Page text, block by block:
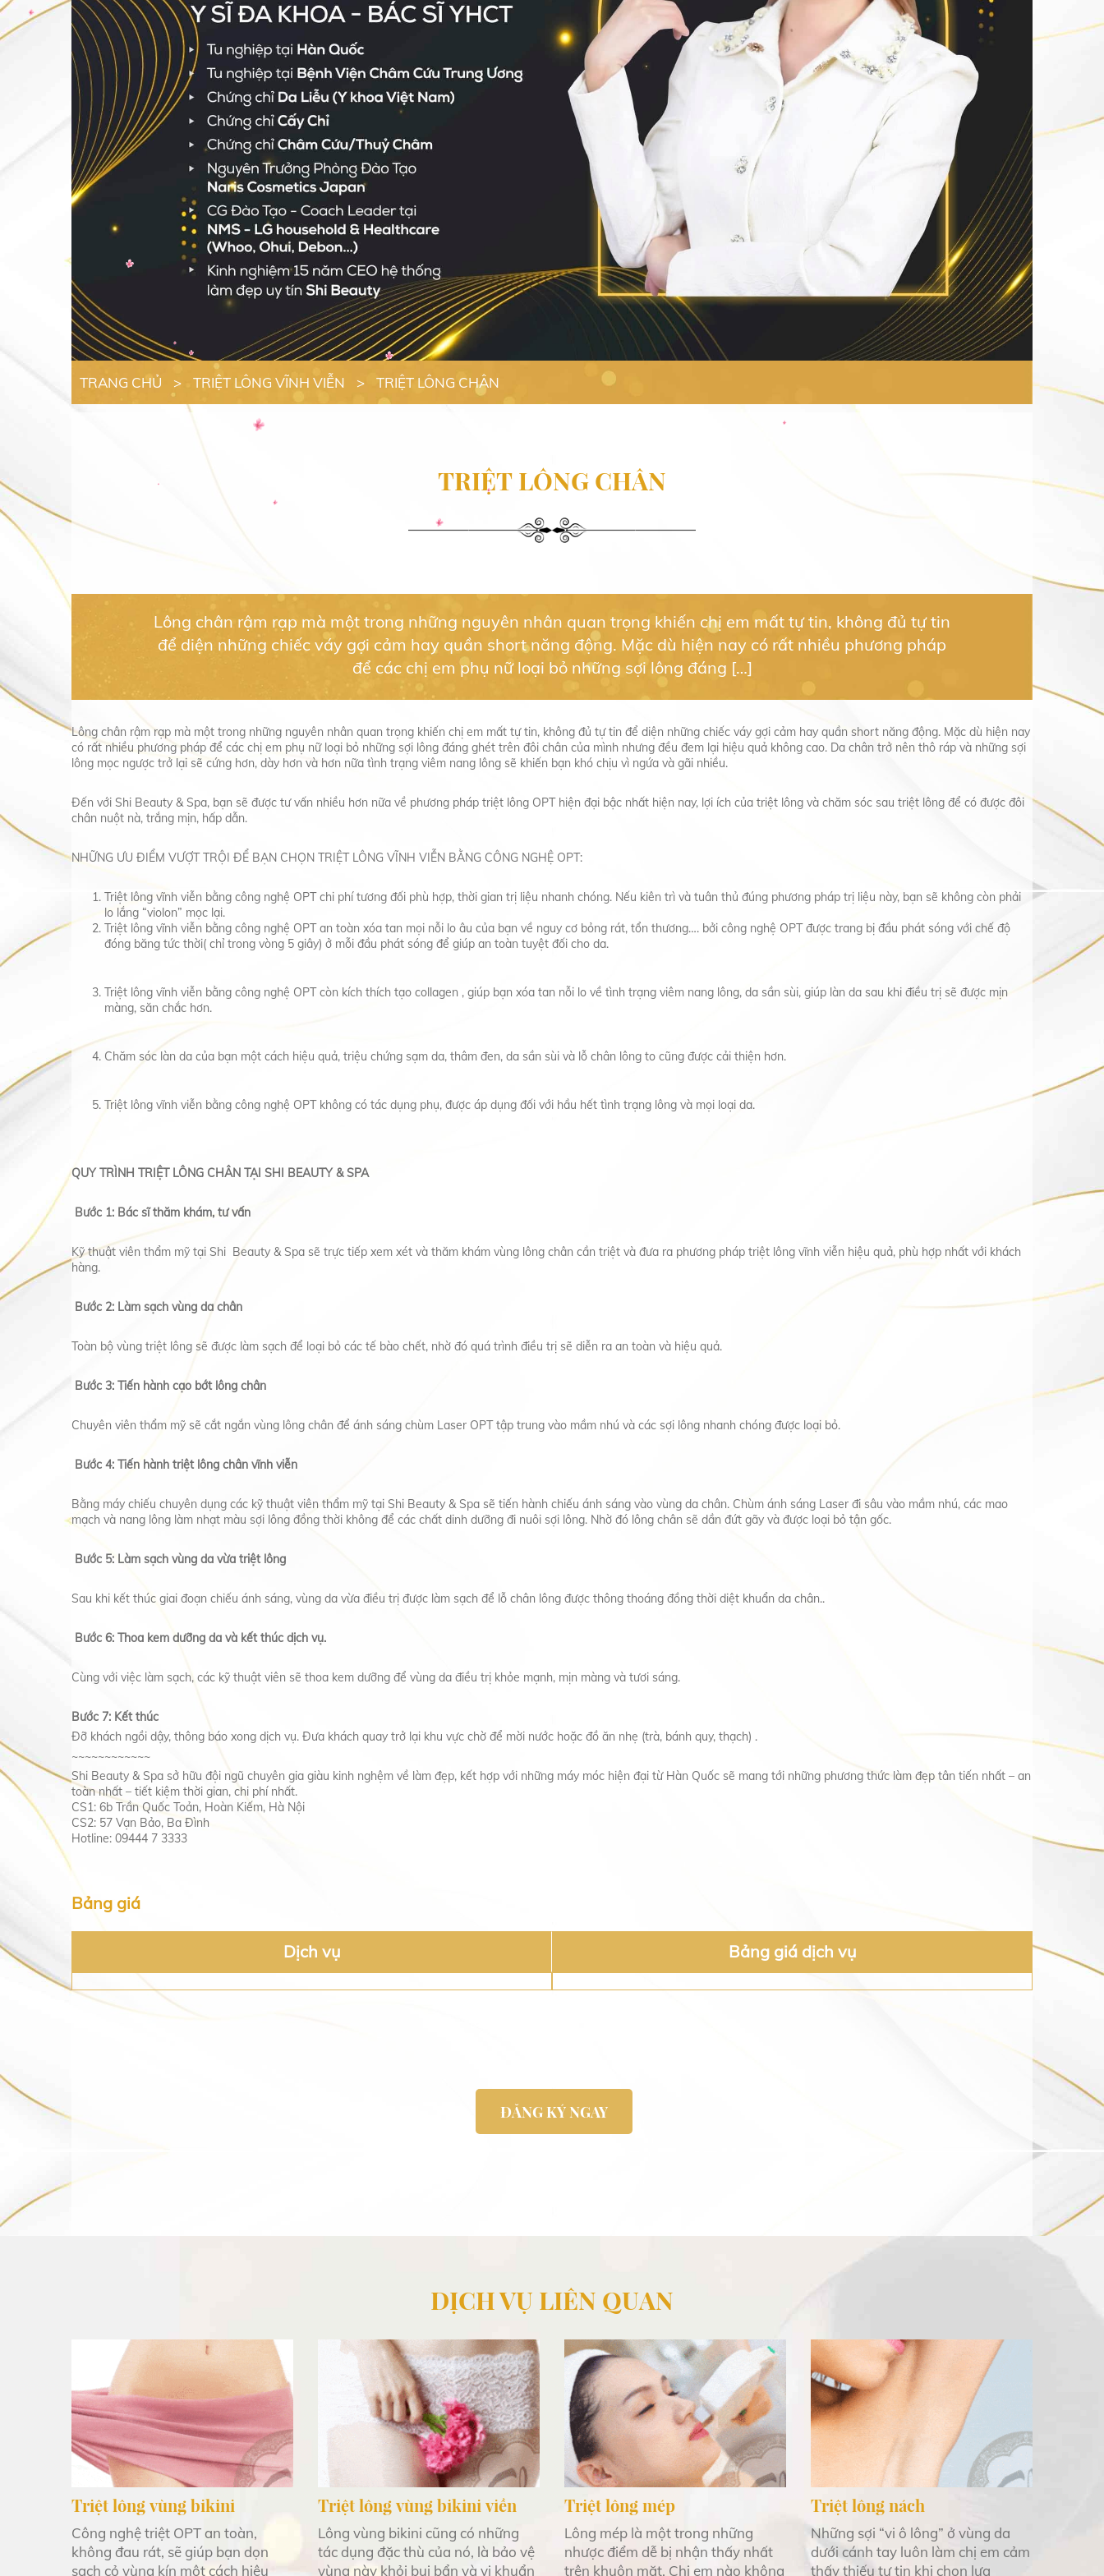
TRANG CHỦ > TRIỆT LÔNG VĨNH VIỄN > TRIỆT LÔNG CHÂN
TRIỆT LÔNG CHÂN
Lông chân rậm rạp mà một trong những nguyên nhân quan trọng khiến chị em mất tự tin, không đủ tự tin
để diện những chiếc váy gợi cảm hay quần short năng động. Mặc dù hiện nay có rất nhiều phương pháp
để các chị em phụ nữ loại bỏ những sợi lông đáng […]
Lông chân rậm rạp mà một trong những nguyên nhân quan trọng khiến chị em mất tự tin, không đủ tự tin để diện những chiếc váy gợi cảm hay quần short năng động. Mặc dù hiện nay
có rất nhiều phương pháp để các chị em phụ nữ loại bỏ những sợi lông đáng ghét trên đôi chân của mình nhưng đều đem lại hiệu quả không cao. Da chân trở nên thô ráp và những sợi
lông mọc ngược trở lại sẽ cứng hơn, dày hơn và hơn nữa tình trạng viêm nang lông sẽ khiến bạn khó chịu vì ngứa và gãi nhiều.
Đến với Shi Beauty & Spa, bạn sẽ được tư vấn nhiều hơn nữa về phương pháp triệt lông OPT hiện đại bậc nhất hiện nay, lợi ích của triệt lông và chăm sóc sau triệt lông để có được đôi
chân nuột nà, trắng mịn, hấp dẫn.
NHỮNG ƯU ĐIỂM VƯỢT TRỘI ĐỂ BẠN CHỌN TRIỆT LÔNG VĨNH VIỄN BẰNG CÔNG NGHỆ OPT:
Triệt lông vĩnh viễn bằng công nghệ OPT chi phí tương đối phù hợp, thời gian trị liệu nhanh chóng. Nếu kiên trì và tuân thủ đúng phương pháp trị liệu này, bạn sẽ không còn phải
lo lắng “violon” mọc lại.
Triệt lông vĩnh viễn bằng công nghệ OPT an toàn xóa tan mọi nỗi lo âu của bạn về nguy cơ bỏng rát, tổn thương…. bởi công nghệ OPT được trang bị đầu phát sóng với chế độ
đóng băng tức thời( chỉ trong vòng 5 giây) ở mỗi đầu phát sóng để giúp an toàn tuyệt đối cho da.
Triệt lông vĩnh viễn bằng công nghệ OPT còn kích thích tạo collagen , giúp bạn xóa tan nỗi lo về tình trạng viêm nang lông, da sần sùi, giúp làn da sau khi điều trị sẽ được mịn
màng, săn chắc hơn.
Chăm sóc làn da của bạn một cách hiệu quả, triệu chứng sạm da, thâm đen, da sần sùi và lỗ chân lông to cũng được cải thiện hơn.
Triệt lông vĩnh viễn bằng công nghệ OPT không có tác dụng phụ, được áp dụng đối với hầu hết tình trạng lông và mọi loại da.
QUY TRÌNH TRIỆT LÔNG CHÂN TẠI SHI BEAUTY & SPA
Bước 1: Bác sĩ thăm khám, tư vấn
Kỹ thuật viên thẩm mỹ tại Shi Beauty & Spa sẽ trực tiếp xem xét và thăm khám vùng lông chân cần triệt và đưa ra phương pháp triệt lông vĩnh viễn hiệu quả, phù hợp nhất với khách
hàng.
Bước 2: Làm sạch vùng da chân
Toàn bộ vùng triệt lông sẽ được làm sạch để loại bỏ các tế bào chết, nhờ đó quá trình điều trị sẽ diễn ra an toàn và hiệu quả.
Bước 3: Tiến hành cạo bớt lông chân
Chuyên viên thẩm mỹ sẽ cắt ngắn vùng lông chân để ánh sáng chùm Laser OPT tập trung vào mầm nhú và các sợi lông nhanh chóng được loại bỏ.
Bước 4: Tiến hành triệt lông chân vĩnh viễn
Bằng máy chiếu chuyên dụng các kỹ thuật viên thẩm mỹ tại Shi Beauty & Spa sẽ tiến hành chiếu ánh sáng vào vùng da chân. Chùm ánh sáng Laser đi sâu vào mầm nhú, các mao
mạch và nang lông làm nhạt màu sợi lông đồng thời không để các chất dinh dưỡng đi nuôi sợi lông. Nhờ đó lông chân sẽ dần đứt gãy và được loại bỏ tận gốc.
Bước 5: Làm sạch vùng da vừa triệt lông
Sau khi kết thúc giai đoạn chiếu ánh sáng, vùng da vừa điều trị được làm sạch để lỗ chân lông được thông thoáng đồng thời diệt khuẩn da chân..
Bước 6: Thoa kem dưỡng da và kết thúc dịch vụ.
Cùng với việc làm sạch, các kỹ thuật viên sẽ thoa kem dưỡng để vùng da điều trị khỏe mạnh, mịn màng và tươi sáng.
Bước 7: Kết thúc
Đỡ khách ngồi dậy, thông báo xong dịch vụ. Đưa khách quay trở lại khu vực chờ để mời nước hoặc đồ ăn nhẹ (trà, bánh quy, thạch) .
~~~~~~~~~~~~
Shi Beauty & Spa sở hữu đội ngũ chuyên gia giàu kinh nghệm về làm đẹp, kết hợp với những máy móc hiện đại từ Hàn Quốc sẽ mang tới những phương thức làm đẹp tân tiến nhất – an
toàn nhất – tiết kiệm thời gian, chi phí nhất.
CS1: 6b Trần Quốc Toản, Hoàn Kiếm, Hà Nội
CS2: 57 Vạn Bảo, Ba Đình
Hotline: 09444 7 3333
Bảng giá
Dịch vụ Bảng giá dịch vụ
ĐĂNG KÝ NGAY
DỊCH VỤ LIÊN QUAN
Triệt lông vùng bikini
Công nghệ triệt OPT an toàn,
không đau rát, sẽ giúp bạn dọn
sạch cỏ vùng kín một cách hiệu
Triệt lông vùng bikini viền
Lông vùng bikini cũng có những
tác dụng đặc thù của nó, là bảo vệ
vùng này khỏi bụi bẩn và vi khuẩn
Triệt lông mép
Lông mép là một trong những
nhược điểm dễ bị nhận thấy nhất
trên khuôn mặt. Chị em nào không
Triệt lông nách
Những sợi “vi ô lông” ở vùng da
dưới cánh tay luôn làm chị em cảm
thấy thiếu tự tin khi chọn lựa